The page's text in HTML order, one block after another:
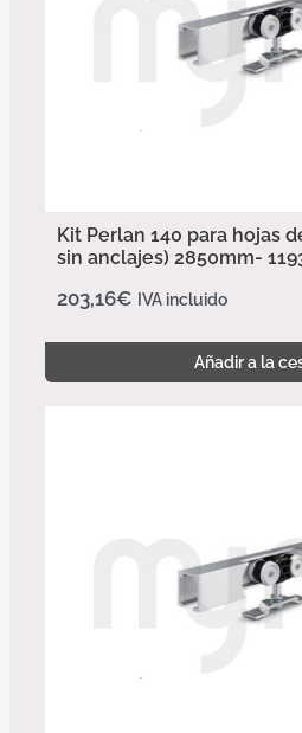
Kit Perlan 140 para hojas
sin anclajes) 2850mm-
203,16€ IVA incluido
Añadir a la